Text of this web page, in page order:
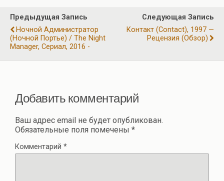
o
o
k
a
m
A
p
p
р
а
в
и
Предыдущая Запись
Ночной Администратор
(Ночной Портье) / The Night
Manager, Сериал, 2016 -
Следующая Запись
Контакт (Contact), 1997 —
Рецензия (обзор)
Добавить комментарий
Ваш адрес email не будет опубликован.
Обязательные поля помечены *
Комментарий *